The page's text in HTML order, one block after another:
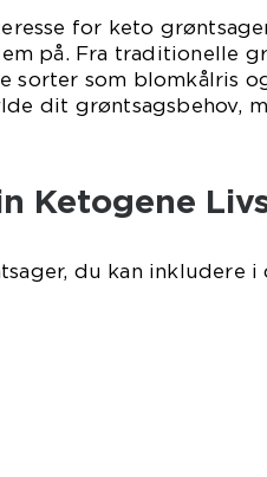
for keto
på. Fra traditionelle
som blomkålris
dit grøntsagsbehov,
Ketogene
du kan inkludere i